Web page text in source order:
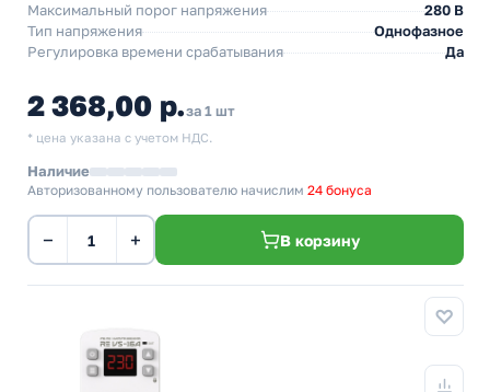
Максимальный порог напряжения
280 В
Тип напряжения
Однофазное
Регулировка времени срабатывания
Да
2 368,00 р.за 1 шт
* цена указана с учетом НДС.
Наличие
Авторизованному пользователю начислим 24 бонуса
− + В корзину